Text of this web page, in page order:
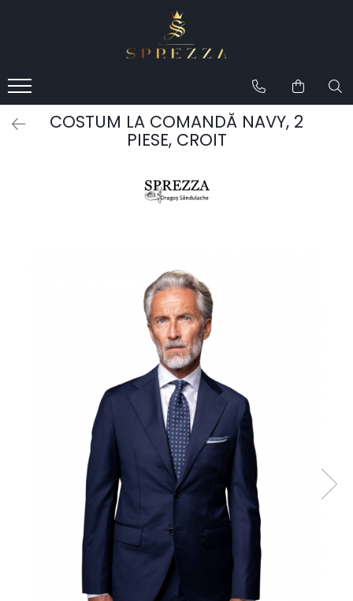
Costume de mire 2026
Redingotă bărbați
Frac bărbați
Ace Pin pentru Guler Cămașă
Rochii de mireasă 2027
Pantofi de mireasă
Costume damă elegante
Vesta la comanda
COSTUM LA COMANDĂ NAVY, 2
PIESE, CROIT